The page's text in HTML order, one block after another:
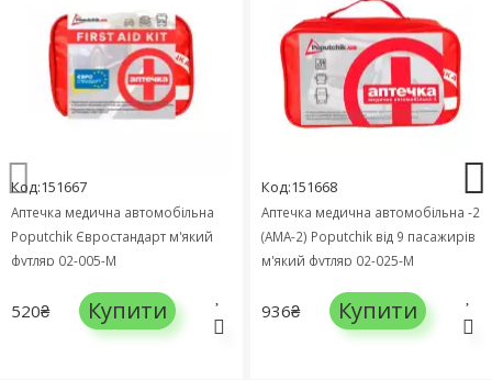
Код:151667
Аптечка медична автомобільна
Poputchik Євростандарт м'який
футляр 02-005-М
520₴ Купити
Код:151668
Аптечка медична автомобільна -2
(АМА-2) Poputchik від 9 пасажирів
м'який футляр 02-025-М
936₴ Купити